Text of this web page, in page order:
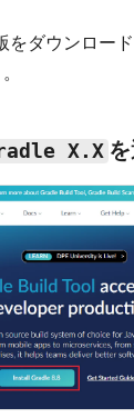
をダウンロー
X.X